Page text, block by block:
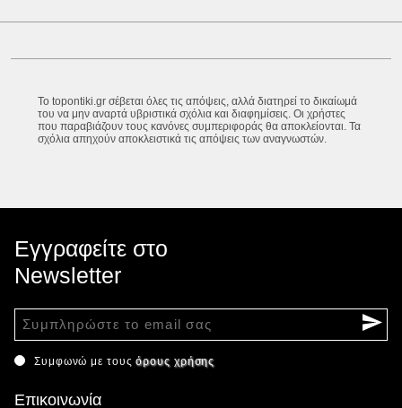
Το topontiki.gr σέβεται όλες τις απόψεις, αλλά διατηρεί το δικαίωμά
του να μην αναρτά υβριστικά σχόλια και διαφημίσεις. Οι χρήστες
που παραβιάζουν τους κανόνες συμπεριφοράς θα αποκλείονται. Τα
σχόλια απηχούν αποκλειστικά τις απόψεις των αναγνωστών.
Εγγραφείτε στο
Newsletter
Συμφωνώ με τουςόρους χρήσης
Επικοινωνία